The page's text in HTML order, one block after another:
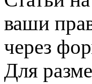
ваши
через
Для